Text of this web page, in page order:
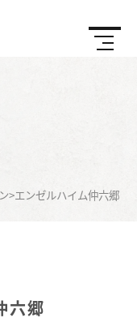
>エンゼルハイム仲六郷
六郷